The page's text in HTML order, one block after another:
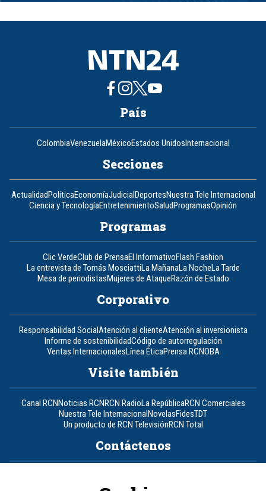
8
País
ColombiaVenezuelaMéxicoEstados UnidosInternacional
Secciones
ActualidadPolíticaEconomíaJudicialDeportesNuestra Tele Internacional
Ciencia y TecnologíaEntretenimientoSaludProgramasOpinión
Programas
Clic VerdeClub de PrensaEl InformativoFlash Fashion
La entrevista de Tomás MosciattiLa MañanaLa NocheLa Tarde
Mesa de periodistasMujeres de AtaqueRazón de Estado
Corporativo
Responsabilidad SocialAtención al clienteAtención al inversionista
Informe de sostenibilidadCódigo de autorregulación
Ventas InternacionalesLínea ÉticaPrensa RCNOBA
Visite también
Canal RCNNoticias RCNRCN RadioLa RepúblicaRCN Comerciales
Nuestra Tele InternacionalNovelasFidesTDT
Un producto de RCN TelevisiónRCN Total
Contáctenos